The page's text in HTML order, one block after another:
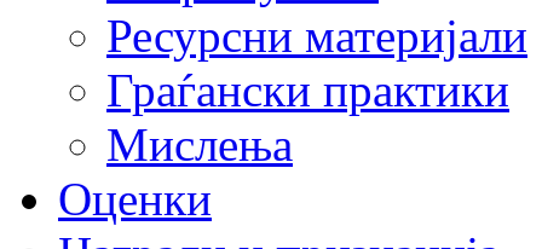
Ресурсни материјали
Граѓански практики
Мислења
Оценки